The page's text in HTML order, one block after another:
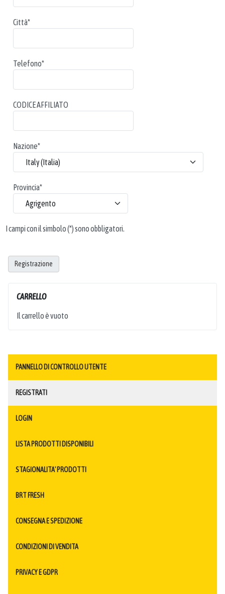
Città*
Telefono*
CODICE AFFILIATO
Nazione*
Provincia*
I campi con il simbolo (*) sono obbligatori.
Registrazione
CARRELLO
Il carrello è vuoto
PANNELLO DI CONTROLLO UTENTE
REGISTRATI
LOGIN
LISTA PRODOTTI DISPONIBILI
STAGIONALITA' PRODOTTI
BRT FRESH
CONSEGNA E SPEDIZIONE
CONDIZIONI DI VENDITA
PRIVACY E GDPR